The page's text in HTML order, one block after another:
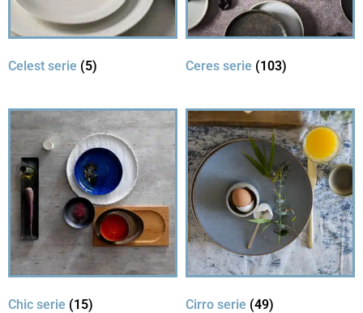
Celest serie (5) Ceres serie (103)
Chic serie (15) Cirro serie (49)